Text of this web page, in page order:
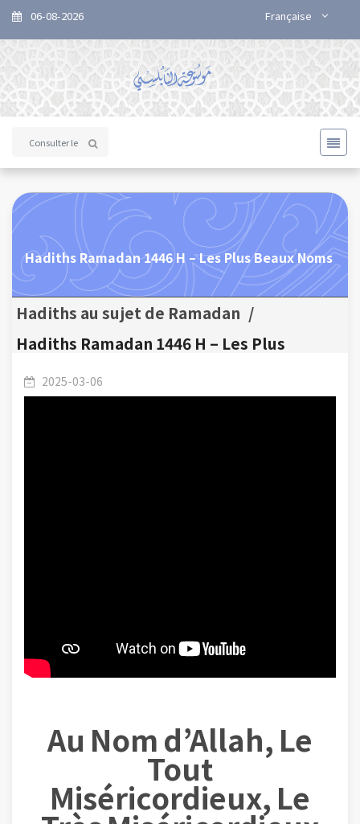
06-08-2026 Française
Hadiths Ramadan 1446 H – Les Plus Beaux Noms
Hadiths au sujet de Ramadan /
Hadiths Ramadan 1446 H – Les Plus
2025-03-06
Au Nom d’Allah, Le
Tout
Miséricordieux, Le